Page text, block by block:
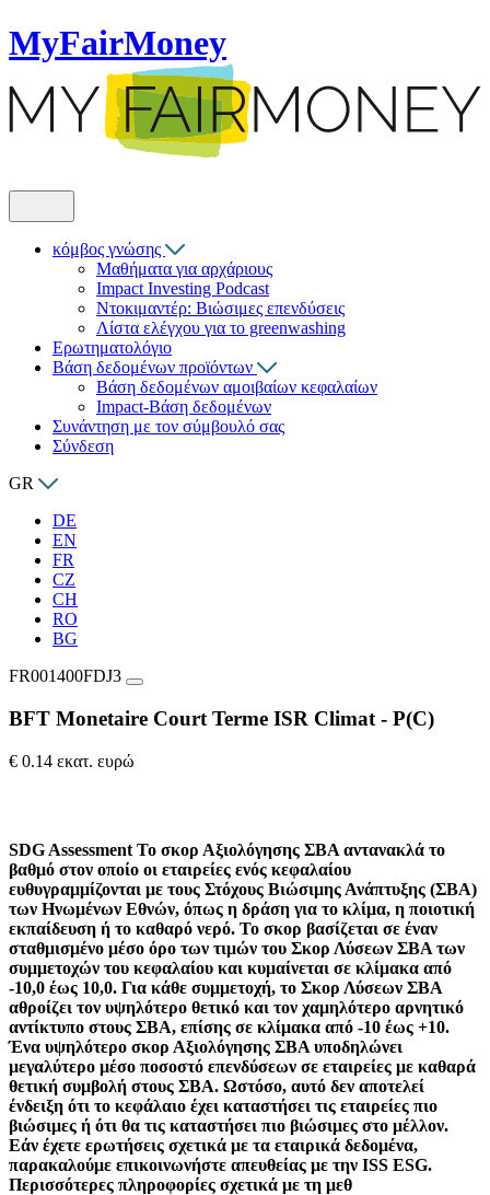
MyFairMoney
κόμβος γνώσης
Μαθήματα για αρχάριους
Impact Investing Podcast
Ντοκιμαντέρ: Βιώσιμες επενδύσεις
Λίστα ελέγχου για το greenwashing
Ερωτηματολόγιο
Βάση δεδομένων προϊόντων
Βάση δεδομένων αμοιβαίων κεφαλαίων
Impact-Βάση δεδομένων
Συνάντηση με τον σύμβουλό σας
Σύνδεση
GR
DE
EN
FR
CZ
CH
RO
BG
FR001400FDJ3
BFT Monetaire Court Terme ISR Climat - P(C)
€ 0.14 εκατ. ευρώ
SDG Assessment Το σκορ Αξιολόγησης ΣΒΑ αντανακλά το
βαθμό στον οποίο οι εταιρείες ενός κεφαλαίου
ευθυγραμμίζονται με τους Στόχους Βιώσιμης Ανάπτυξης (ΣΒΑ)
των Ηνωμένων Εθνών, όπως η δράση για το κλίμα, η ποιοτική
εκπαίδευση ή το καθαρό νερό. Το σκορ βασίζεται σε έναν
σταθμισμένο μέσο όρο των τιμών του Σκορ Λύσεων ΣΒΑ των
συμμετοχών του κεφαλαίου και κυμαίνεται σε κλίμακα από
-10,0 έως 10,0. Για κάθε συμμετοχή, το Σκορ Λύσεων ΣΒΑ
αθροίζει τον υψηλότερο θετικό και τον χαμηλότερο αρνητικό
αντίκτυπο στους ΣΒΑ, επίσης σε κλίμακα από -10 έως +10.
Ένα υψηλότερο σκορ Αξιολόγησης ΣΒΑ υποδηλώνει
μεγαλύτερο μέσο ποσοστό επενδύσεων σε εταιρείες με καθαρά
θετική συμβολή στους ΣΒΑ. Ωστόσο, αυτό δεν αποτελεί
ένδειξη ότι το κεφάλαιο έχει καταστήσει τις εταιρείες πιο
βιώσιμες ή ότι θα τις καταστήσει πιο βιώσιμες στο μέλλον.
Εάν έχετε ερωτήσεις σχετικά με τα εταιρικά δεδομένα,
παρακαλούμε επικοινωνήστε απευθείας με την ISS ESG.
Περισσότερες πληροφορίες σχετικά με τη μεθ